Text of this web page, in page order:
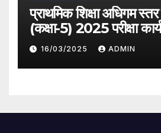
प्राथमिक शिक्षा अधिगम
(कक्षा-5) 2025 परीक्षा
16/03/2025 ADMIN